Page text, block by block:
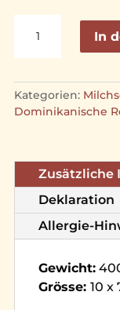
Milchschokolade
Haselnüssen,
Bruchschoggi
(400g)
Menge
In
Kategorien:
Dominikanische
Zusätzliche
Deklaration
Allergie-
Gewicht:
Grösse: 10 x